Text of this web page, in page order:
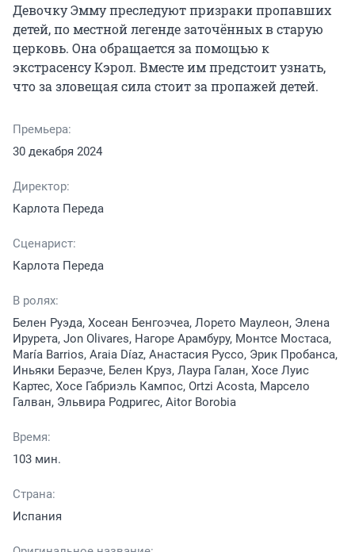
Девочку Эмму преследуют призраки пропавших
детей, по местной легенде заточённых в старую
церковь. Она обращается за помощью к
экстрасенсу Кэрол. Вместе им предстоит узнать,
что за зловещая сила стоит за пропажей детей.
Премьера:
30 декабря 2024
Директор:
Карлота Переда
Сценарист:
Карлота Переда
В ролях:
Белен Руэда, Хосеан Бенгоэчеа, Лорето Маулеон, Элена
Ирурета, Jon Olivares, Нагоре Арамбуру, Монтсе Мостаса,
María Barrios, Araia Díaz, Анастасия Руссо, Эрик Пробанса,
Иньяки Бераэче, Белен Круз, Лаура Галан, Хосе Луис
Картес, Хосе Габриэль Кампос, Ortzi Acosta, Марсело
Галван, Эльвира Родригес, Aitor Borobia
Время:
103 мин.
Страна:
Испания